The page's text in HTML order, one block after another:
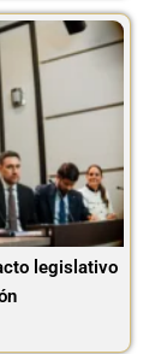
legislativo